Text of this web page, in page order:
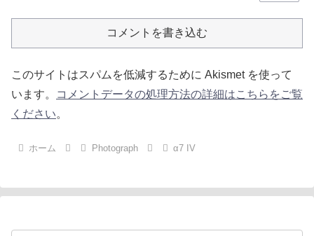
コメントを書き込む
このサイトはスパムを低減するために Akismet を使って
います。
コメントデータの処理方法の詳細はこちらをご覧
ください。
ホーム Photograph α7 IV